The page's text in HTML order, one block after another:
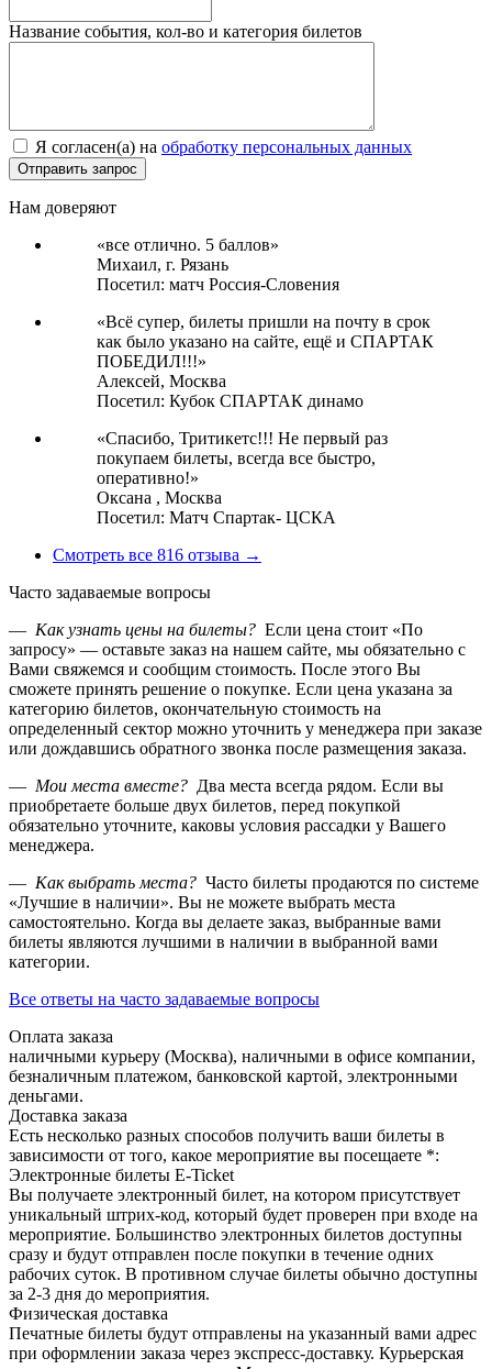
Название события, кол-во и категория билетов
Я согласен(а) на обработку персональных данных
Нам доверяют
«все отлично. 5 баллов»
Михаил, г. Рязань
Посетил: матч Россия-Словения
«Всё супер, билеты пришли на почту в срок
как было указано на сайте, ещё и СПАРТАК
ПОБЕДИЛ!!!»
Алексей, Москва
Посетил: Кубок СПАРТАК динамо
«Спасибо, Тритикетс!!! Не первый раз
покупаем билеты, всегда все быстро,
оперативно!»
Оксана , Москва
Посетил: Матч Спартак- ЦСКА
Смотреть все 816 отзыва →
Часто задаваемые вопросы
— Как узнать цены на билеты? Если цена стоит «По
запросу» — оставьте заказ на нашем сайте, мы обязательно с
Вами свяжемся и сообщим стоимость. После этого Вы
сможете принять решение о покупке. Если цена указана за
категорию билетов, окончательную стоимость на
определенный сектор можно уточнить у менеджера при заказе
или дождавшись обратного звонка после размещения заказа.
— Мои места вместе? Два места всегда рядом. Если вы
приобретаете больше двух билетов, перед покупкой
обязательно уточните, каковы условия рассадки у Вашего
менеджера.
— Как выбрать места? Часто билеты продаются по системе
«Лучшие в наличии». Вы не можете выбрать места
самостоятельно. Когда вы делаете заказ, выбранные вами
билеты являются лучшими в наличии в выбранной вами
категории.
Все ответы на часто задаваемые вопросы
Оплата заказа
наличными курьеру (Москва), наличными в офисе компании,
безналичным платежом, банковской картой, электронными
деньгами.
Доставка заказа
Есть несколько разных способов получить ваши билеты в
зависимости от того, какое мероприятие вы посещаете *:
Электронные билеты E-Ticket
Вы получаете электронный билет, на котором присутствует
уникальный штрих-код, который будет проверен при входе на
мероприятие. Большинство электронных билетов доступны
сразу и будут отправлен после покупки в течение одних
рабочих суток. В противном случае билеты обычно доступны
за 2-3 дня до мероприятия.
Физическая доставка
Печатные билеты будут отправлены на указанный вами адрес
при оформлении заказа через экспресс-доставку. Курьерская